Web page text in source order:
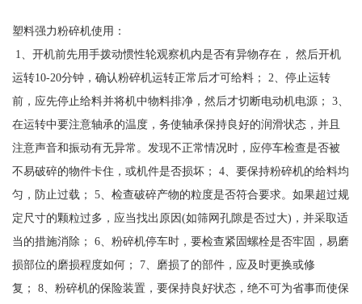
塑料强力粉碎机使用：
1、开机前先用手拨动惯性轮观察机内是否有异物存在， 然后开机
运转10-20分钟，确认粉碎机运转正常后才可给料； 2、停止运转
前，应先停止给料并将机中物料排净，然后才切断电动机电源； 3、
在运转中要注意轴承的温度，务使轴承保持良好的润滑状态，并且
注意声音和振动有无异常。发现不正常情况时，应停车检查是否被
不易破碎的物件卡住，或机件是否损坏； 4、要保持粉碎机的给料均
匀，防止过载； 5、检查破碎产物的粒度是否符合要求。如果超过规
定尺寸的颗粒过多，应当找出原因(如筛网孔隙是否过大)，并采取适
当的措施消除； 6、粉碎机停车时，要检查紧固螺栓是否牢固，易磨
损部位的磨损程度如何； 7、磨损了的部件，应及时更换或修
复； 8、粉碎机的保险装置，要保持良好状态，绝不可为省事而使保